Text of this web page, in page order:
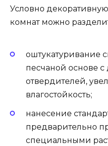
Условно
комнат можно
оштукатуривание
песчаной основе
отвердителей,
влагостойкость;
нанесение
предварительно
специальными